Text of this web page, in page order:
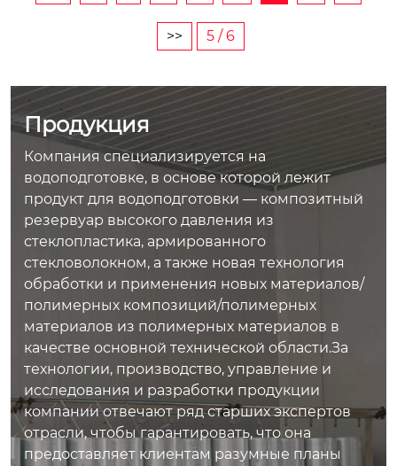
ого соединения мак
симальное рабочее
давление —до 16 ба
вух сторон максима
льное рабочее давл
ение —до 16 бар
>> 5 / 6
Продукция
Компания специализируется на
водоподготовке, в основе которой лежит
продукт для водоподготовки — композитный
резервуар высокого давления из
стеклопластика, армированного
стекловолокном, а также новая технология
обработки и применения новых материалов/
полимерных композиций/полимерных
материалов из полимерных материалов в
качестве основной технической области.За
технологии, производство, управление и
исследования и разработки продукции
компании отвечают ряд старших экспертов
отрасли, чтобы гарантировать, что она
предоставляет клиентам разумные планы